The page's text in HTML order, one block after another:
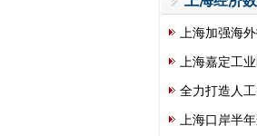
上海加强海
上海嘉定工
全力打造人
上海口岸半